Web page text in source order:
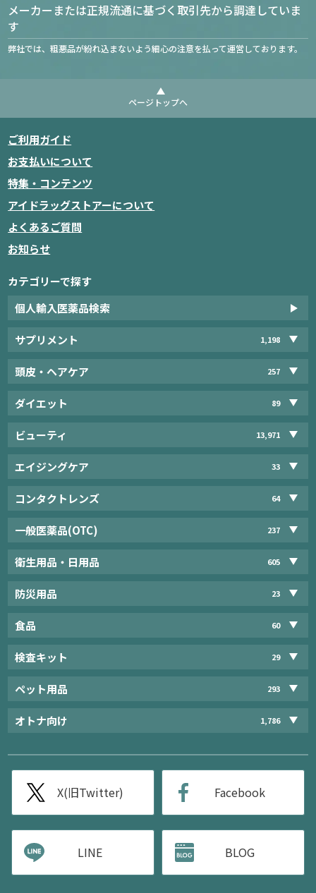
メーカーまたは正規流通に基づく取引先から調達していま
す
弊社では、粗悪品が紛れ込まないよう細心の注意を払って運営しております。
ページトップへ
ご利用ガイド
お支払いについて
特集・コンテンツ
アイドラッグストアーについて
よくあるご質問
お知らせ
カテゴリーで探す
個人輸入医薬品検索
サプリメント 1,198
頭皮・ヘアケア 257
ダイエット 89
ビューティ 13,971
エイジングケア 33
コンタクトレンズ 64
一般医薬品(OTC) 237
衛生用品・日用品 605
防災用品 23
食品 60
検査キット 29
ペット用品 293
オトナ向け 1,786
X(旧Twitter) Facebook
LINE BLOG